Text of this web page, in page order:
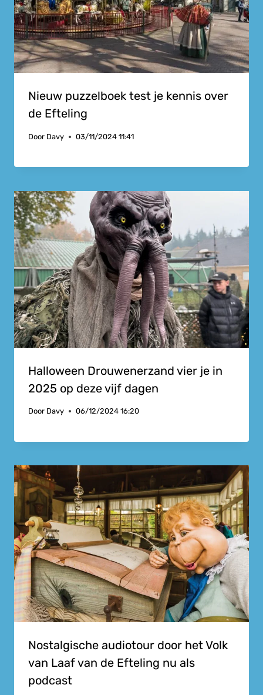
Nieuw puzzelboek test je kennis over
de Efteling
Door Davy 03/11/2024 11:41
Halloween Drouwenerzand vier je in
2025 op deze vijf dagen
Door Davy 06/12/2024 16:20
Nostalgische audiotour door het Volk
van Laaf van de Efteling nu als
podcast